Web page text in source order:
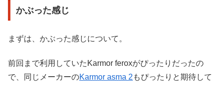
かぶった感じ
まずは、かぶった感じについて。
前回まで利用していたKarmor feroxがぴったりだったの
で、同じメーカーのKarmor asma 2 もぴったりと期待して